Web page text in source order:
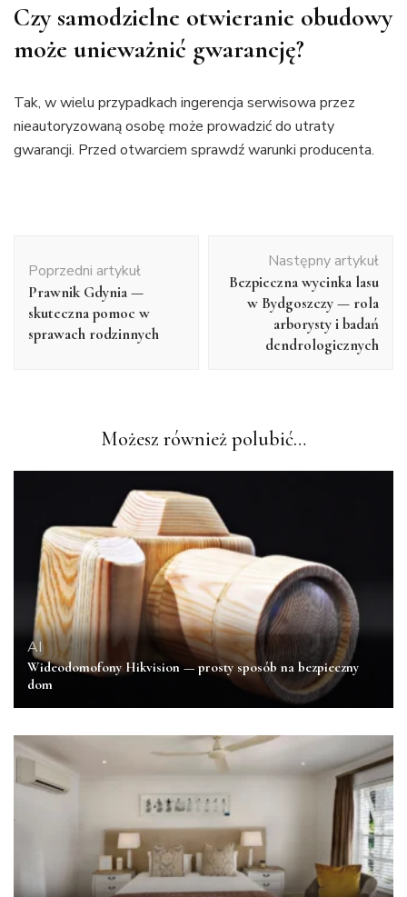
Czy samodzielne otwieranie obudowy
może unieważnić gwarancję?
Tak, w wielu przypadkach ingerencja serwisowa przez
nieautoryzowaną osobę może prowadzić do utraty
gwarancji. Przed otwarciem sprawdź warunki producenta.
wpisu
Poprzedni artykuł
Prawnik Gdynia —
skuteczna pomoc w
sprawach rodzinnych
Następny artykuł
Bezpieczna wycinka lasu
w Bydgoszczy — rola
arborysty i badań
dendrologicznych
Możesz również polubić…
AI
Wideodomofony Hikvision — prosty sposób na bezpieczny
dom